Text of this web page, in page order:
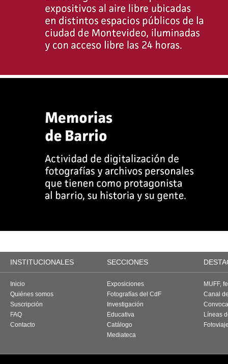
INSTITUCIONALES SECCIONES
Inicio
Quiénes somos
Suscripción
FAQ
Contacto
Exposiciones
Fotografías del CdF
Investigación
Educativa
Catálogo
Mediateca
MUFF,
Canal
Líneas